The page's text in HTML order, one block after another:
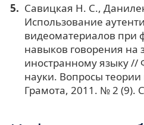
Савицкая Н. С.,
Использование
видеоматериалов при
навыков говорения на
иностранному языку //
науки. Вопросы
Грамота, 2011. № 2 (9).